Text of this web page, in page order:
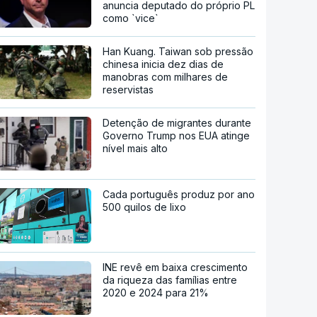
anuncia deputado do próprio PL
como `vice`
Han Kuang. Taiwan sob pressão
chinesa inicia dez dias de
manobras com milhares de
reservistas
Detenção de migrantes durante
Governo Trump nos EUA atinge
nível mais alto
Cada português produz por ano
500 quilos de lixo
INE revê em baixa crescimento
da riqueza das famílias entre
2020 e 2024 para 21%